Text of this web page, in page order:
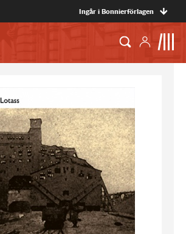
Ingår i Bonnierförlagen